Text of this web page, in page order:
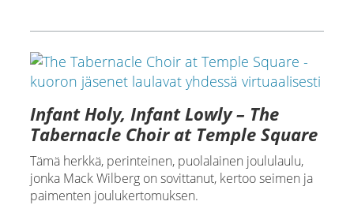
Infant Holy, Infant Lowly – The
Tabernacle Choir at Temple Square
Tämä herkkä, perinteinen, puolalainen joululaulu,
jonka Mack Wilberg on sovittanut, kertoo seimen ja
paimenten joulukertomuksen.